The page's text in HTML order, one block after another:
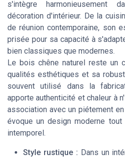
s'intègre harmonieusement
décoration d'intérieur. De la
de réunion contemporaine, son
prisée pour sa capacité à
bien classiques que modernes.
Le bois chêne naturel reste un
qualités esthétiques et sa
souvent utilisé dans la
apporte authenticité et chaleur à
association avec un piétement
évoque un design moderne
intemporel.
Style rustique : Dans un